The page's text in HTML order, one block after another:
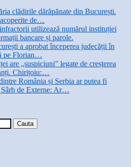
clădirile dărăpănate din București.
de…
utilizează numărul instituției
bancare și parole.
a aprobat începerea judecății în
pe Florian…
are „suspiciuni” legate de creșterea
Chirițoiu:…
România și Serbia ar putea fi
de Externe: Ar…